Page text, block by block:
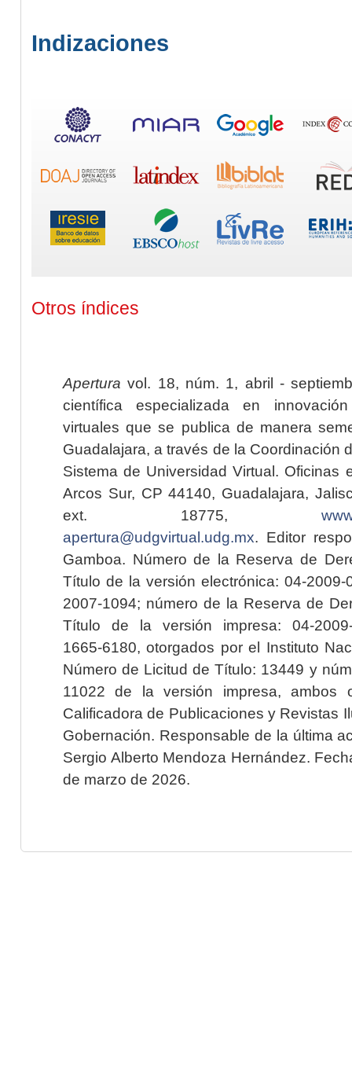
Indizaciones
Otros índices
Apertura vol. 18, núm. 1, abril -
científica especializada en
virtuales que se publica de manera
Guadalajara, a través de la Coordinación
Sistema de Universidad Virtual. Oficinas
Arcos Sur, CP 44140, Guadalajara,
ext. 18775,
apertura@udgvirtual.udg.mx. Editor
Gamboa. Número de la Reserva de
Título de la versión electrónica: 04-2009-
2007-1094; número de la Reserva de
Título de la versión impresa: 04-2009-
1665-6180, otorgados por el Instituto
Número de Licitud de Título: 13449 y
11022 de la versión impresa, ambos
Calificadora de Publicaciones y Revistas
Gobernación. Responsable de la última
Sergio Alberto Mendoza Hernández.
de marzo de 2026.